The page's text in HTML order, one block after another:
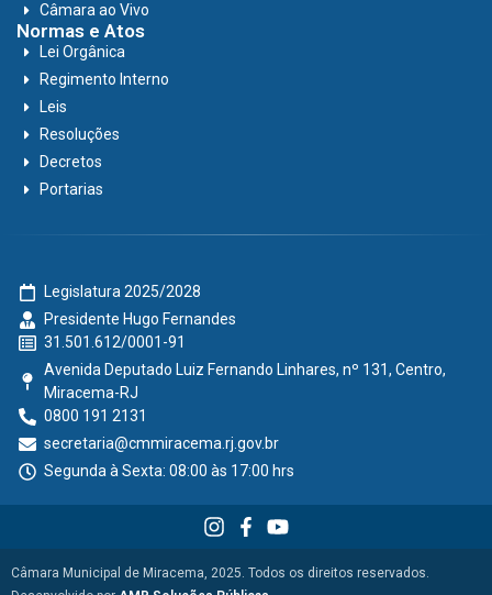
Câmara ao Vivo
Normas e Atos
Lei Orgânica
Regimento Interno
Leis
Resoluções
Decretos
Portarias
Legislatura 2025/2028
Presidente Hugo Fernandes
31.501.612/0001-91
Avenida Deputado Luiz Fernando Linhares, nº 131, Centro,
Miracema-RJ
0800 191 2131
secretaria@cmmiracema.rj.gov.br
Segunda à Sexta: 08:00 às 17:00 hrs
Câmara Municipal de Miracema, 2025. Todos os direitos reservados.